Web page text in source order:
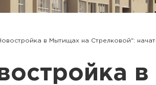
в Мытищах на Стрелковой":